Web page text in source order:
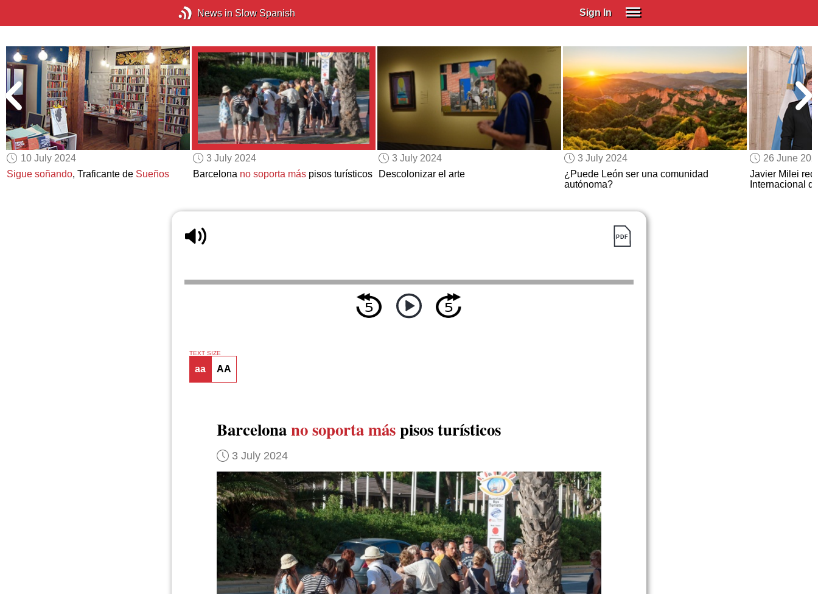
News in Slow Spanish Sign In
Spanish (Latino)
SUBSCRIBE
EDUCATIONAL LICENSES
GIFT CARDS
OTHER LANGUAGES
10 July 2024
Sigue soñando, Traficante de Sueños
3 July 2024
Barcelona no soporta máspisos turísticos
3 July 2024
Descolonizar el arte
3 July 2024
¿Puede León ser una comunidad
autónoma?
26 June
Javier Milei
Internacional
TEXT SIZE
aa AA
Barcelonano soporta máspisos turísticos
3 July 2024